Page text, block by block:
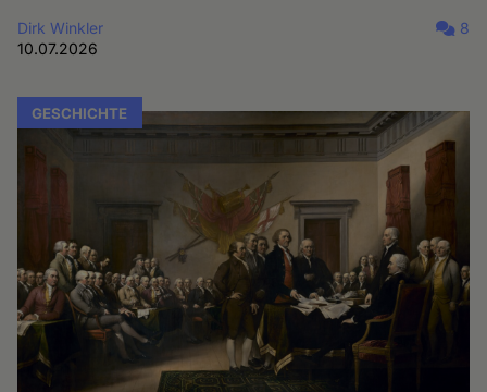
Dirk Winkler
10.07.2026
8
GESCHICHTE